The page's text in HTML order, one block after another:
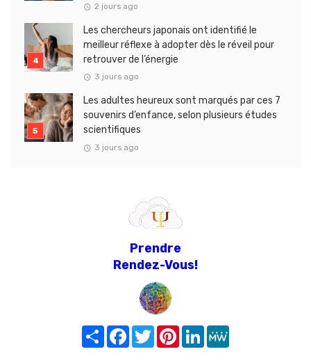
2 jours ago
Les chercheurs japonais ont identifié le
meilleur réflexe à adopter dès le réveil pour
retrouver de l’énergie
3 jours ago
Les adultes heureux sont marqués par ces 7
souvenirs d’enfance, selon plusieurs études
scientifiques
3 jours ago
Prendre
Rendez-Vous!
Share FacebookTwitterPinterest
LinkedIn